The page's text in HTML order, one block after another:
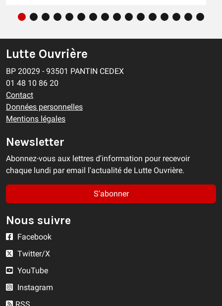
Lutte Ouvrière
BP 20029 - 93501 PANTIN CEDEX
01 48 10 86 20
Contact
Données personnelles
Mentions légales
Newsletter
Abonnez-vous aux lettres d'information pour recevoir
chaque lundi par email l'actualité de Lutte Ouvrière.
S'abonner
Nous suivre
Facebook
Twitter/X
YouTube
Instagram